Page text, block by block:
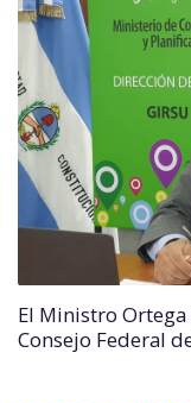
El Ministro
Consejo Federal